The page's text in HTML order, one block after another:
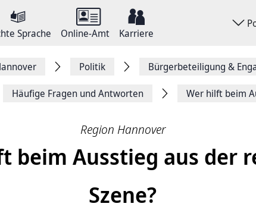
Sprache Online-Amt Karriere
Politik Bürgerbeteiligung &
Häufige Fragen und Antworten Wer hilft beim
Region Hannover
beim Ausstieg aus der
Szene?